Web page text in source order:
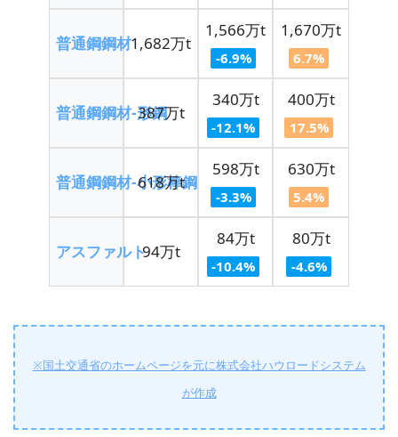
普通鋼鋼材1,682万t
1,566万t
-6.9%
1,670万t
6.7%
普通鋼鋼材-形鋼
387万t
340万t
-12.1%
400万t
17.5%
普通鋼鋼材-小形棒鋼
618万t
598万t
-3.3%
630万t
5.4%
アスファルト94万t
84万t
-10.4%
80万t
-4.6%
※国土交通省のホームページを元に株式会社ハウロードシステム
が作成